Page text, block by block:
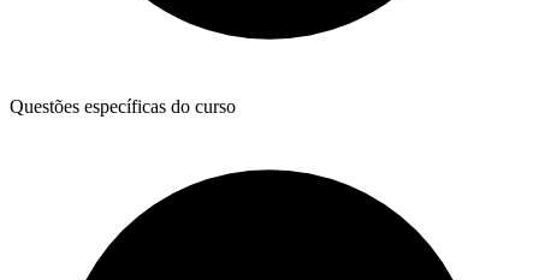
Questões específicas do curso